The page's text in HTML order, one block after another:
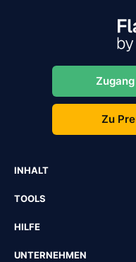
Zu
INHALT
TOOLS
HILFE
UNTERNEHMEN